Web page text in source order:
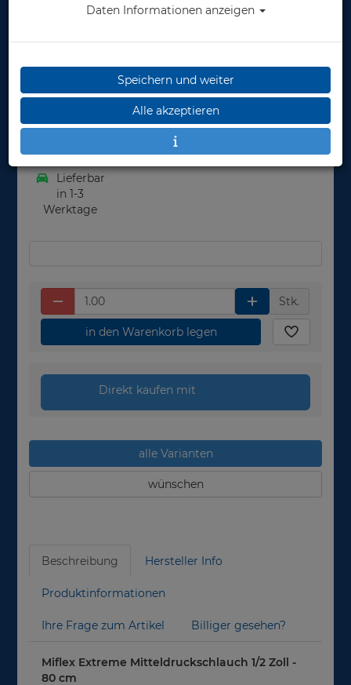
Herstellerpreis: 40,00 €
28,95 €
Lieferbar
in 1-3
Werktage
Stk.
in den Warenkorb legen
Direkt kaufen mit
alle Varianten
wünschen
Beschreibung Hersteller Info
Produktinformationen
Ihre Frage zum Artikel Billiger gesehen?
Miflex Extreme Mitteldruckschlauch 1/2 Zoll -
80 cm
Daten Informationen anzeigen
Speichern und weiter
Alle akzeptieren